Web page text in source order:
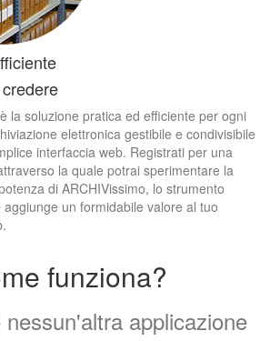
la soluzione pratica ed efficiente per ogni
elettronica gestibile e condivisibile
interfaccia web. Registrati per una
la quale potrai sperimentare la
di ARCHIVissimo, lo strumento
un formidabile valore al tuo
funziona?
applicazione